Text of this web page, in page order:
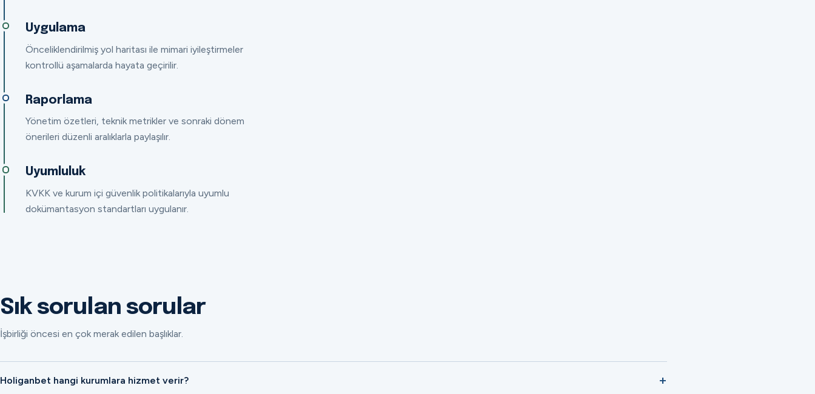
Uygulama
Önceliklendirilmiş yol haritası ile mimari iyileştirmeler
kontrollü aşamalarda hayata geçirilir.
Raporlama
Yönetim özetleri, teknik metrikler ve sonraki dönem
önerileri düzenli aralıklarla paylaşılır.
Uyumluluk
KVKK ve kurum içi güvenlik politikalarıyla uyumlu
dokümantasyon standartları uygulanır.
Sık sorulan sorular
İşbirliği öncesi en çok merak edilen başlıklar.
Holiganbet hangi kurumlara hizmet verir?